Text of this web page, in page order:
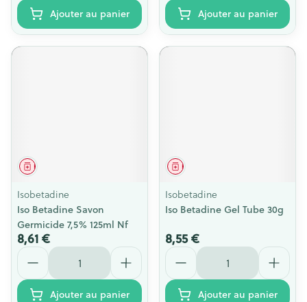
Ajouter au panier Ajouter au panier
Médicament
Isobetadine
Iso Betadine Savon
Germicide 7,5% 125ml Nf
8,61 €
Quantité
Ajouter au panier
Médicament
Isobetadine
Iso Betadine Gel Tube 30g
8,55 €
Quantité
Ajouter au panier